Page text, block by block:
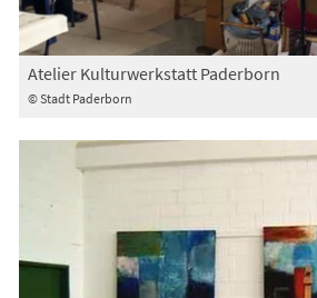
© Stadt Paderborn
Atelier Kulturwerkstatt Paderborn